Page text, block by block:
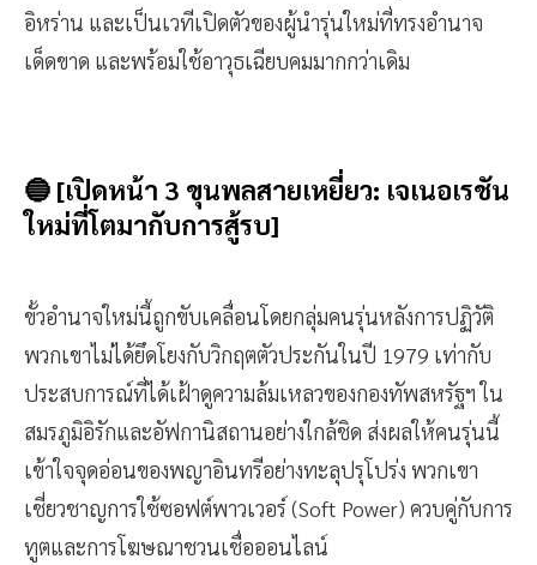
อิหร่าน และเป็นเวทีเปิดตัวของผู้นำรุ่นใหม่ที่ทรงอำนาจ
เด็ดขาด และพร้อมใช้อาวุธเฉียบคมมากกว่าเดิม
🔵 [เปิดหน้า 3 ขุนพลสายเหยี่ยว: เจเนอเรชัน
ใหม่ที่โตมากับการสู้รบ]
ขั้วอำนาจใหม่นี้ถูกขับเคลื่อนโดยกลุ่มคนรุ่นหลังการปฏิวัติ
พวกเขาไม่ได้ยึดโยงกับวิกฤตตัวประกันในปี 1979 เท่ากับ
ประสบการณ์ที่ได้เฝ้าดูความล้มเหลวของกองทัพสหรัฐฯ ใน
สมรภูมิอิรักและอัฟกานิสถานอย่างใกล้ชิด ส่งผลให้คนรุ่นนี้
เข้าใจจุดอ่อนของพญาอินทรีอย่างทะลุปรุโปร่ง พวกเขา
เชี่ยวชาญการใช้ซอฟต์พาวเวอร์ (Soft Power) ควบคู่กับการ
ทูตและการโฆษณาชวนเชื่อออนไลน์